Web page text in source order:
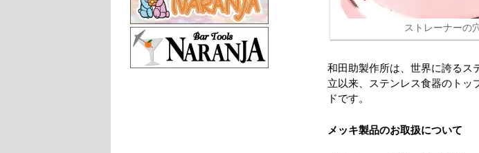
ストレーナーの
和田助製作所は、世界に誇るス
立以来、ステンレス食器のトッ
ドです。
メッキ製品のお取扱について